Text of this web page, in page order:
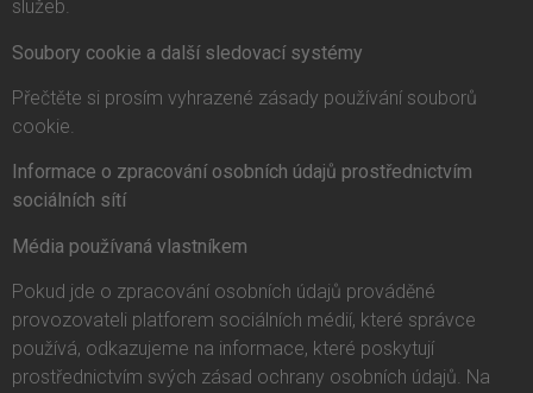
služeb.
Soubory cookie a další sledovací systémy
Přečtěte si prosím vyhrazené zásady používání souborů
cookie.
Informace o zpracování osobních údajů prostřednictvím
sociálních sítí
Média používaná vlastníkem
Pokud jde o zpracování osobních údajů prováděné
provozovateli platforem sociálních médií, které správce
používá, odkazujeme na informace, které poskytují
prostřednictvím svých zásad ochrany osobních údajů. Na